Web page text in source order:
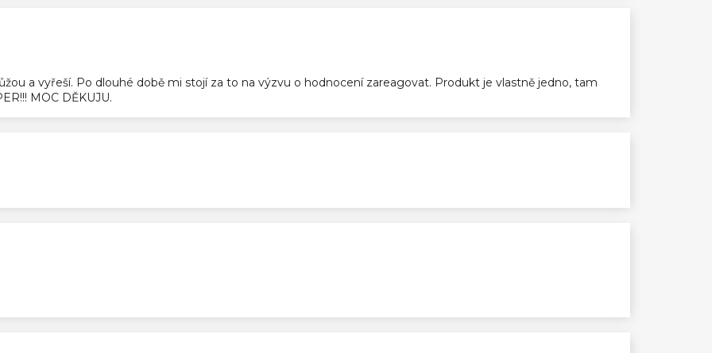
a vyřeší. Po dlouhé době mi stojí za to na výzvu o hodnocení zareagovat. Produkt je vlastně jedno, tam
MOC DĚKUJU.